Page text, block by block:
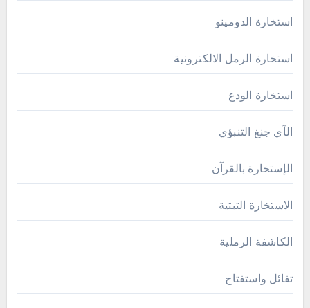
استخارة الدومينو
استخارة الرمل الالكترونية
استخارة الودع
الآي جنغ التنبؤي
الإستخارة بالقرآن
الاستخارة التبتية
الكاشفة الرملية
تفائل واستفتاح